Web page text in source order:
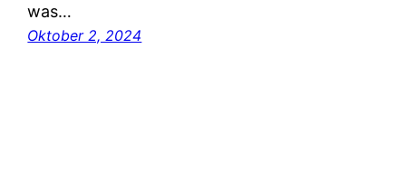
was…
Oktober 2, 2024